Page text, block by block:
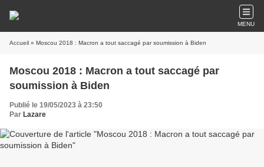
MENU
Accueil » Moscou 2018 : Macron a tout saccagé par soumission à Biden
Moscou 2018 : Macron a tout saccagé par
soumission à Biden
Publié le 19/05/2023 à 23:50
Par Lazare